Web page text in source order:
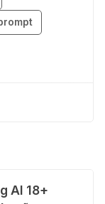
12 tháng
với Google
AI 18+